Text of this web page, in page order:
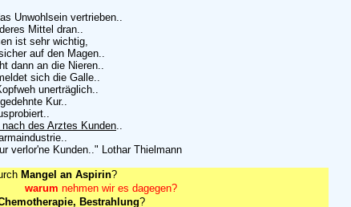
Unwohlsein vertrieben..
Mittel dran..
ist sehr wichtig,
auf den Magen..
dann an die Nieren..
sich die Galle..
unerträglich..
Kur..
des Arztes Kunden..
verlor'ne Kunden.." Lothar Thielmann
Mangel an Aspirin?
warum nehmen wir es dagegen?
Bestrahlung?